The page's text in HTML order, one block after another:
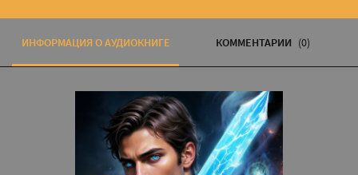
ИНФОРМАЦИЯ О АУДИОКНИГЕ КОММЕНТАРИИ (0)